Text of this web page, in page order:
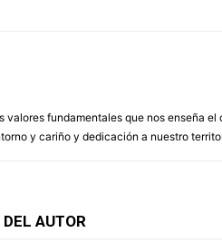
valores fundamentales que nos enseña
y cariño y dedicación a nuestro
AUTOR